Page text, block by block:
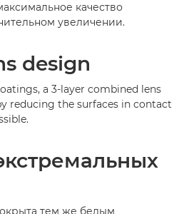
качество
увеличении.
design
a 3-layer combined lens
reducing the surfaces in contact
тем же белым